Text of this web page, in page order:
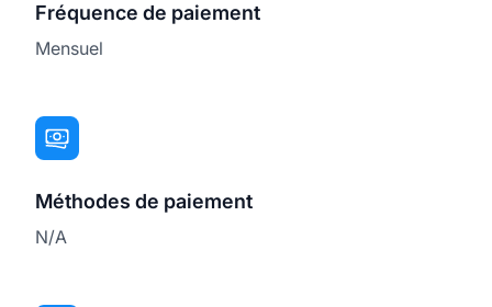
Fréquence de paiement
Mensuel
Méthodes de paiement
N/A